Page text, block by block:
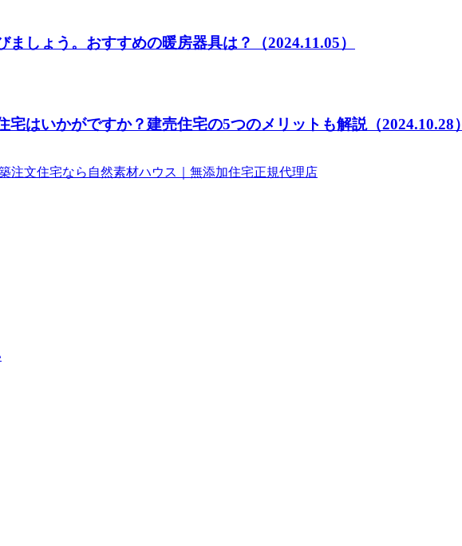
ましょう。おすすめの暖房器具は？ （2024.11.05）
宅はいかがですか？建売住宅の5つのメリットも解説（2024.10.28）